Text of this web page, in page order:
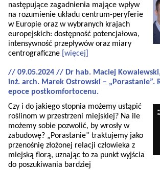
następujące zagadnienia mające wpływ
na rozumienie układu centrum-peryferie
w Europie oraz w wybranych krajach
europejskich: dostępność potencjałowa,
intensywność przepływów oraz miary
centrograficzne [więcej]
// 09.05.2024 // Dr hab. Maciej
inż. arch. Marek Ostrowski – „Porastanie”.
epoce postkomfortocenu.
Czy i do jakiego stopnia możemy ustąpić
roślinom w przestrzeni miejskiej? Na ile
możemy sobie pozwolić, by wrosły w
zabudowę? „Porastanie” traktujemy jako
przenośnię złożonej relacji człowieka z
miejską florą, uznając to za punkt wyjścia
do poszukiwania bardziej